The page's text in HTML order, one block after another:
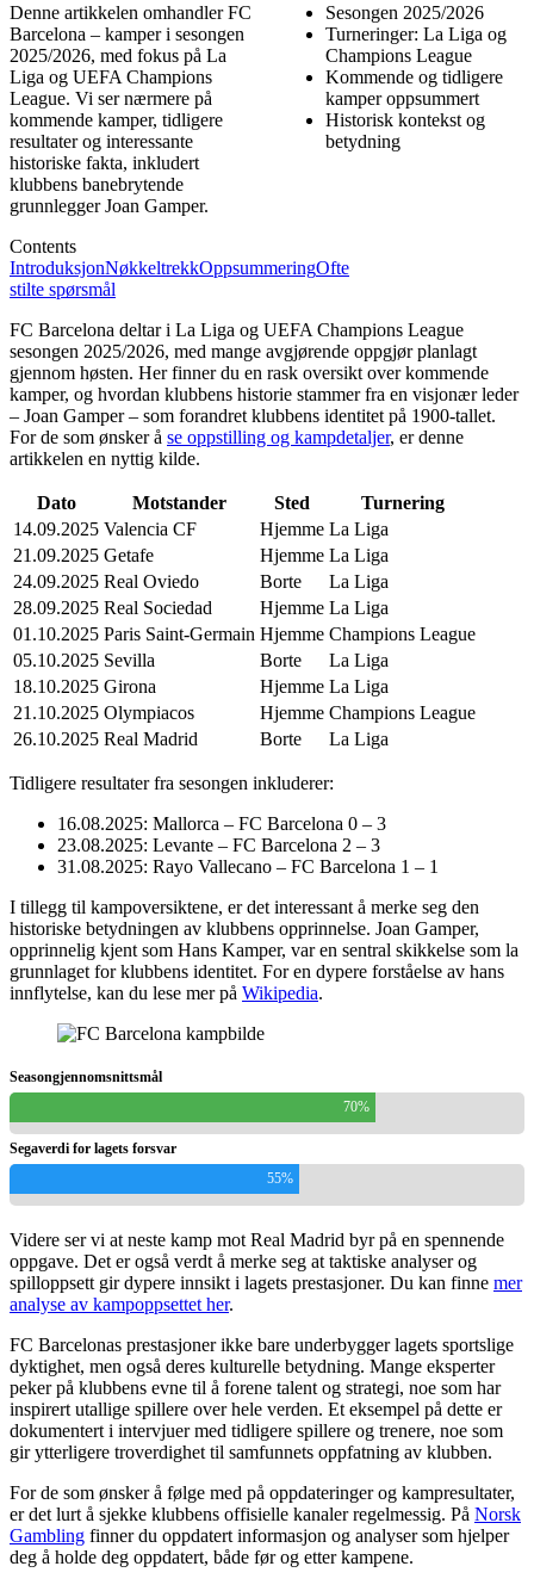
Denne artikkelen omhandler FC
Barcelona – kamper i sesongen
2025/2026, med fokus på La
Liga og UEFA Champions
League. Vi ser nærmere på
kommende kamper, tidligere
resultater og interessante
historiske fakta, inkludert
klubbens banebrytende
grunnlegger Joan Gamper.
Contents
IntroduksjonNøkkeltrekkOppsummeringOfte
stilte spørsmål
Sesongen 2025/2026
Turneringer: La Liga og
Champions League
Kommende og tidligere
kamper oppsummert
Historisk kontekst og
betydning
FC Barcelona deltar i La Liga og UEFA Champions League
sesongen 2025/2026, med mange avgjørende oppgjør planlagt
gjennom høsten. Her finner du en rask oversikt over kommende
kamper, og hvordan klubbens historie stammer fra en visjonær leder
– Joan Gamper – som forandret klubbens identitet på 1900-tallet.
For de som ønsker å se oppstilling og kampdetaljer, er denne
artikkelen en nyttig kilde.
Dato Motstander Sted
Turnering
14.09.2025 Valencia CF Hjemme La Liga
21.09.2025 Getafe Hjemme La Liga
24.09.2025 Real Oviedo Borte
La Liga
28.09.2025 Real Sociedad Hjemme La Liga
01.10.2025 Paris Saint-Germain Hjemme Champions League
05.10.2025 Sevilla Borte
La Liga
18.10.2025 Girona Hjemme La Liga
21.10.2025 Olympiacos Hjemme Champions League
26.10.2025 Real Madrid Borte La Liga
Tidligere resultater fra sesongen inkluderer:
16.08.2025: Mallorca – FC Barcelona 0 – 3
23.08.2025: Levante – FC Barcelona 2 – 3
31.08.2025: Rayo Vallecano – FC Barcelona 1 – 1
I tillegg til kampoversiktene, er det interessant å merke seg den
historiske betydningen av klubbens opprinnelse. Joan Gamper,
opprinnelig kjent som Hans Kamper, var en sentral skikkelse som la
grunnlaget for klubbens identitet. For en dypere forståelse av hans
innflytelse, kan du lese mer på Wikipedia.
Seasongjennomsnittsmål
70%
Segaverdi for lagets forsvar
55%
Videre ser vi at neste kamp mot Real Madrid byr på en spennende
oppgave. Det er også verdt å merke seg at taktiske analyser og
spilloppsett gir dypere innsikt i lagets prestasjoner. Du kan finne mer
analyse av kampoppsettet her.
FC Barcelonas prestasjoner ikke bare underbygger lagets sportslige
dyktighet, men også deres kulturelle betydning. Mange eksperter
peker på klubbens evne til å forene talent og strategi, noe som har
inspirert utallige spillere over hele verden. Et eksempel på dette er
dokumentert i intervjuer med tidligere spillere og trenere, noe som
gir ytterligere troverdighet til samfunnets oppfatning av klubben.
For de som ønsker å følge med på oppdateringer og kampresultater,
er det lurt å sjekke klubbens offisielle kanaler regelmessig. På Norsk
Gambling finner du oppdatert informasjon og analyser som hjelper
deg å holde deg oppdatert, både før og etter kampene.